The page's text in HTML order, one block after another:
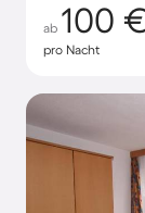
ab 100
pro Nacht